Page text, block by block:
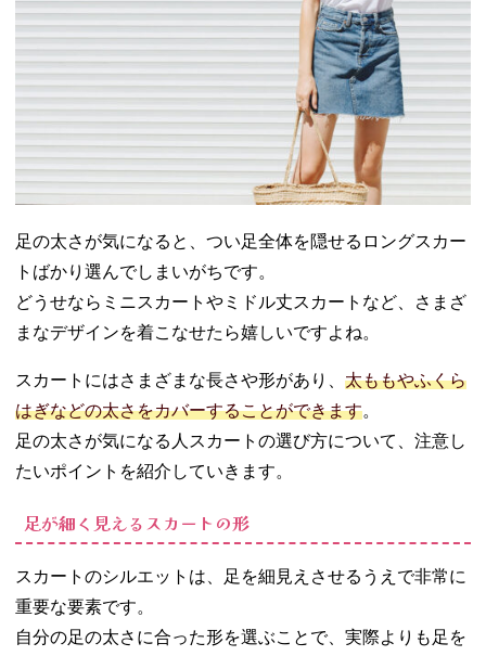
ーの甘辛コ
ーデ
− ロングス
トライプス
カート×スト
ラップサン
ダルで夏の
爽やかコー
デ
− タイトス
ルダーバッ
グで目線ア
ップ
フレアスカ
ート×コンパ
クトトップ
スのAライン
コーデ
も、選び方やコ
スカートスタイ
ルを楽しもう♪
足の太さが気になると、つい足全体を隠せるロングスカー
トばかり選んでしまいがちです。
どうせならミニスカートやミドル丈スカートなど、さまざ
まなデザインを着こなせたら嬉しいですよね。
スカートにはさまざまな長さや形があり、 太ももやふくら
はぎなどの太さをカバーすることができます。
足の太さが気になる人スカートの選び方について、注意し
たいポイントを紹介していきます。
足が細く見えるスカートの形
スカートのシルエットは、足を細見えさせるうえで非常に
重要な要素です。
自分の足の太さに合った形を選ぶことで、実際よりも足を